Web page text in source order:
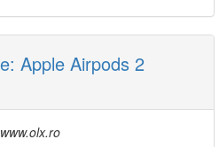
Apple Airpods 2
www.olx.ro